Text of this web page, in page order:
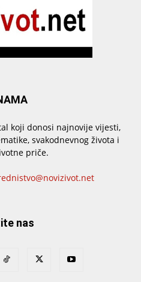
koji donosi najnovije vijesti,
svakodnevnog života i
priče.
nas